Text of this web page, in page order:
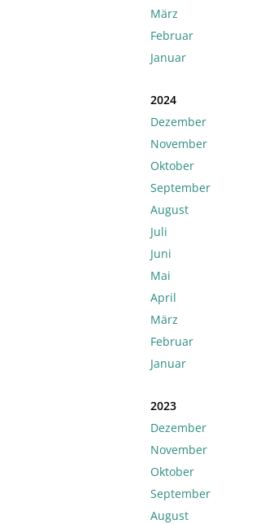
März
Februar
Januar
2024
Dezember
November
Oktober
September
August
Juli
Juni
Mai
April
März
Februar
Januar
2023
Dezember
November
Oktober
September
August